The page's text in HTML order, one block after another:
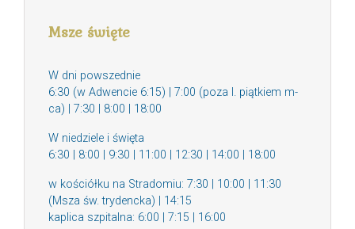
Msze święte
W dni powszednie
6:30 (w Adwencie 6:15) | 7:00 (poza I. piątkiem m-
ca) | 7:30 | 8:00 | 18:00
W niedziele i święta
6:30 | 8:00 | 9:30 | 11:00 | 12:30 | 14:00 | 18:00
w kościółku na Stradomiu: 7:30 | 10:00 | 11:30
(Msza św. trydencka) | 14:15
kaplica szpitalna: 6:00 | 7:15 | 16:00